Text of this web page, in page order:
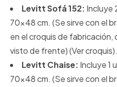
Levitt Sofá 152: Incluye
70x48 cm. (Se sirve con el
en el croquis de fabricación,
visto de frente)(Ver croquis).
Levitt Chaise: Incluye 1
70x48 cm. (Se sirve con el